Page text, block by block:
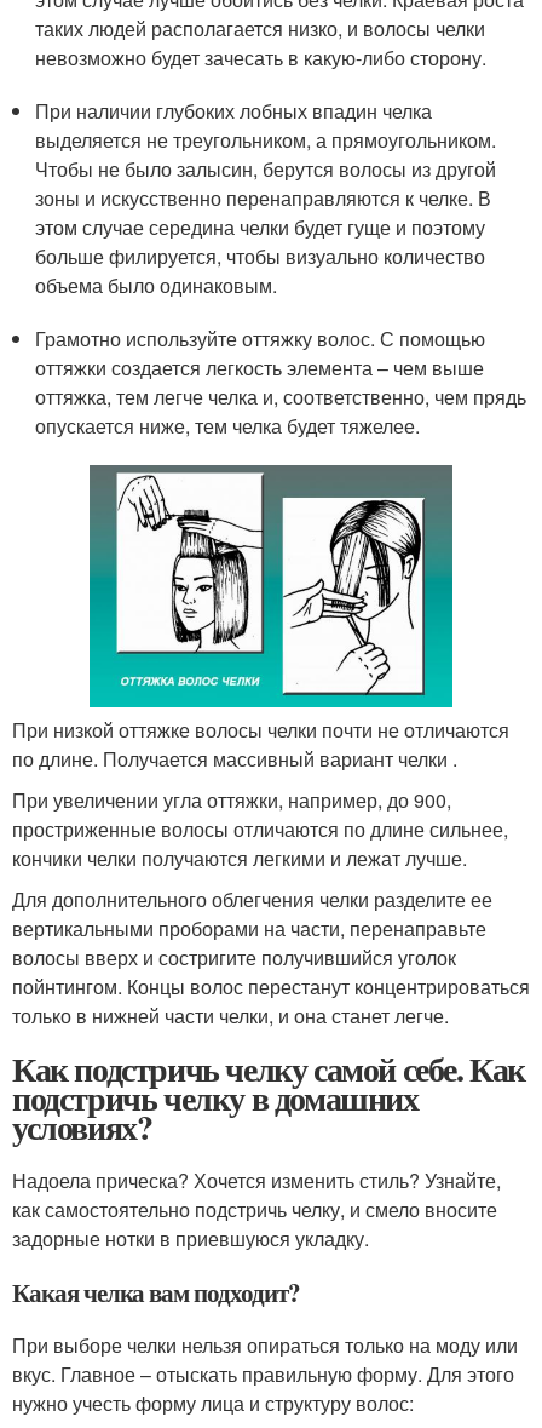
таких людей располагается низко, и волосы челки
невозможно будет зачесать в какую-либо сторону.
При наличии глубоких лобных впадин челка
выделяется не треугольником, а прямоугольником.
Чтобы не было залысин, берутся волосы из другой
зоны и искусственно перенаправляются к челке. В
этом случае середина челки будет гуще и поэтому
больше филируется, чтобы визуально количество
объема было одинаковым.
Грамотно используйте оттяжку волос. С помощью
оттяжки создается легкость элемента – чем выше
оттяжка, тем легче челка и, соответственно, чем прядь
опускается ниже, тем челка будет тяжелее.
При низкой оттяжке волосы челки почти не отличаются
по длине. Получается массивный вариант челки .
При увеличении угла оттяжки, например, до 900,
простриженные волосы отличаются по длине сильнее,
кончики челки получаются легкими и лежат лучше.
Для дополнительного облегчения челки разделите ее
вертикальными проборами на части, перенаправьте
волосы вверх и состригите получившийся уголок
пойнтингом. Концы волос перестанут концентрироваться
только в нижней части челки, и она станет легче.
Как подстричь челку самой себе. Как
подстричь челку в домашних
условиях?
Надоела прическа? Хочется изменить стиль? Узнайте,
как самостоятельно подстричь челку, и смело вносите
задорные нотки в приевшуюся укладку.
Какая челка вам подходит?
При выборе челки нельзя опираться только на моду или
вкус. Главное – отыскать правильную форму. Для этого
нужно учесть форму лица и структуру волос: